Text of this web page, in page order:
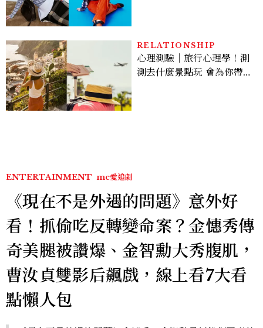
RELATIONSHIP
心理測驗｜旅行心理學！測
測去什麼景點玩 會為你帶來
ENTERTAINMENT mc愛追劇
《現在不是外遇的問題》意外好
看！抓偷吃反轉變命案？金憓秀傳
奇美腿被讚爆、金智勳大秀腹肌，
曹汝貞雙影后飆戲，線上看7大看
點懶人包